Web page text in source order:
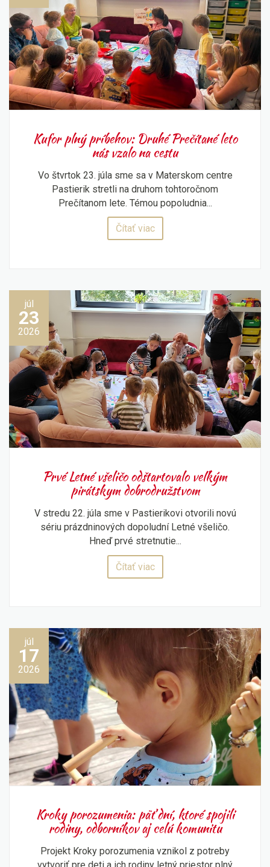
Kufor plný príbehov: Druhé Prečítané leto
nás vzalo na cestu
Vo štvrtok 23. júla sme sa v Materskom centre
Pastierik stretli na druhom tohtoročnom
Prečítanom lete. Témou popoludnia...
Čítať viac
júl
23
2026
Prvé Letné všeličo odštartovalo veľkým
pirátskym dobrodružstvom
V stredu 22. júla sme v Pastierikovi otvorili novú
sériu prázdninových dopoludní Letné všeličo.
Hneď prvé stretnutie...
Čítať viac
júl
17
2026
Kroky porozumenia: päť dní, ktoré spojili
rodiny, odborníkov aj celú komunitu
Projekt Kroky porozumenia vznikol z potreby